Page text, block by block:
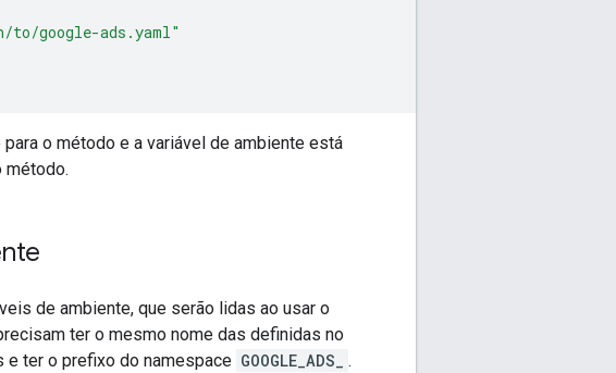
to/google-ads.yaml"
o método e a variável de ambiente está
método.
de ambiente, que serão lidas ao usar o
ter o mesmo nome das definidas no
e ter o prefixo do namespace GOOGLE_ADS_
.